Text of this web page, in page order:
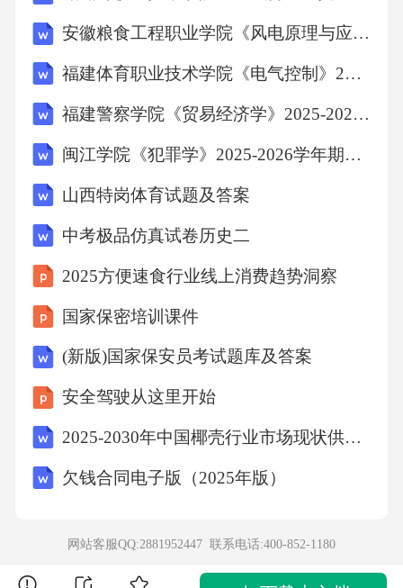
融机构稳健性。（）
9.金融监管的国际协调主要通过巴塞尔委员会进
10.金融监管的主要手段包括法律法规监管、监
督检查、市场准入、资本充足率要求和行为监
四、简答题（本大题共4小题，每小题5分，共2
0分）
1.简述金融监管的基本原则及其意义。
4.简述金融监管面临的主要挑战及其应对措施。
安徽粮食工程职业学院《风电原理与应用技术》2025-2026学年期末试卷
福建体育职业技术学院《电气控制》2025-2026学年期末试卷
福建警察学院《贸易经济学》2025-2026学年期末试卷
闽江学院《犯罪学》2025-2026学年期末试卷
山西特岗体育试题及答案
中考极品仿真试卷历史二
2025方便速食行业线上消费趋势洞察
国家保密培训课件
(新版)国家保安员考试题库及答案
安全驾驶从这里开始
2025-2030年中国椰壳行业市场现状供需分析及投资评估规划分析研究报告
欠钱合同电子版（2025年版）
网站客服QQ:2881952447 联系电话:400-852-1180